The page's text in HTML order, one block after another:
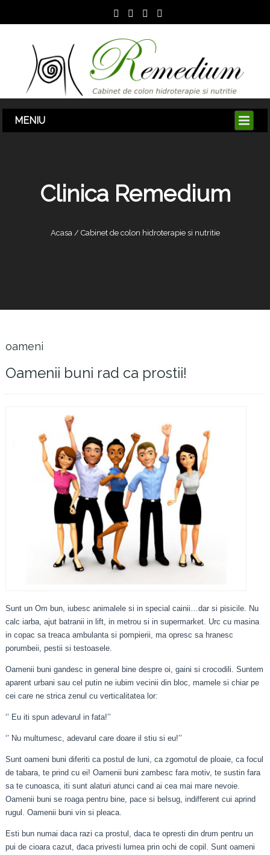
Clinica Remedium
Acasa / Cabinet de colon hidroterapie si nutritie
oameni
Oamenii buni rad ca prostii!
Sunt un Om bun, iubesc animalele si in special cainii…dar si pisicile. Nu
calc iarba, ajut batranii in lift, in metrou si in supermarket. Urc cu masina
in copac sa treaca ambulanta si pompierii, ma opresc sa hranesc
porumbeii, pestii si testoasele.
Oamenii buni gandesc in general bine despre oi, gaini si crocodili. Suntem
aparent urbani sau cel putin ne iubim vecinii din bloc, mamele si chiar pe
cei care ne strica zenul cu verticalitatea lor:
‘’ Eu iti spun adevarul in fata!’’
‘’ Nu multumesc, adevarul care doare il stiu si eu!’’
Sunt oameni buni diferiti ca postul de luni, ca zgomotul de ploaie, ca focul
de tabara, te prind cu ei! Oamenii buni zambesc fara motiv, te sustin fara
sa te cunoasca, iti sunt alaturi atunci cand ai cea mai mare nevoie.
Oamenii buni se roaga pentru bine, pace si belsug, indifferent cui aprind
rugul. Oamenii buni vin si pleaca.
Esti bun numai daca razi ca prostul, daca te opresti din drum pentru un
pui de cioara cazut, daca privesti lumea prin ochi de copil. Sunt oameni